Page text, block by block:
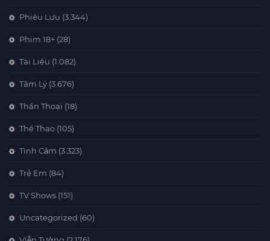
Phiêu Lưu (3.344)
Phim 18+ (28)
Tài Liệu (1.082)
Tâm Lý (3.676)
Thần Thoại (18)
Thể Thao (105)
Tình Cảm (3.323)
Trẻ Em (84)
TV Shows (151)
Uncategorized (60)